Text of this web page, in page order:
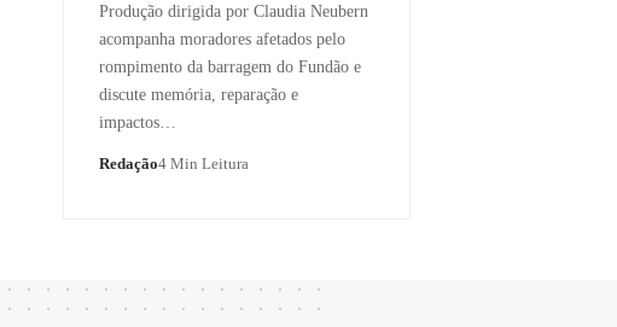
Produção dirigida por Claudia Neubern
acompanha moradores afetados pelo
rompimento da barragem do Fundão e
discute memória, reparação e
impactos…
Redação4 Min Leitura